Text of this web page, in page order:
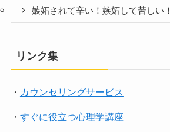
嫉妬されて辛い！嫉妬して苦しい！
リンク集
・ カウンセリングサービス
・ すぐに役立つ心理学講座